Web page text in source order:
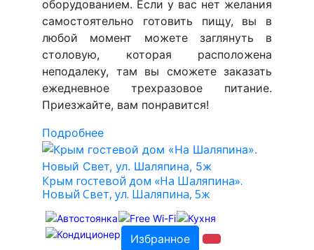
оборудованием. Если у вас нет желания
самостоятельно готовить пищу, вы в
любой момент можете заглянуть в
столовую, которая расположена
неподалеку, там вы сможете заказать
ежедневное трехразовое питание.
Приезжайте, вам понравится!
Подробнее
Крым гостевой дом «На Шаляпина».
Новый Свет, ул. Шаляпина, 5ж
Избранное